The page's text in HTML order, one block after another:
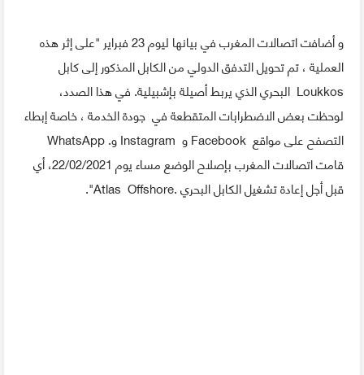
و أضافت اتصالات المغرب في بيانها ليوم 23 فبراير "على إثر هذه
العملية ، تم تحويل التدفق الدولي من الكابل المذكور إلى كابل
Loukkos البحري الذي يربط أصيلة بإشبيلية. في هذا الصدد،
لوحظت بعض الاضطرابات المتقطعة في جودة الخدمة ، خاصة إبطاء
قامت اتصالات المغرب بإصلاح الوضع مساء يوم 22/02/2021، أي
قبل أجل إعادة تشغيل الكابل البحري .Atlas Offshore".